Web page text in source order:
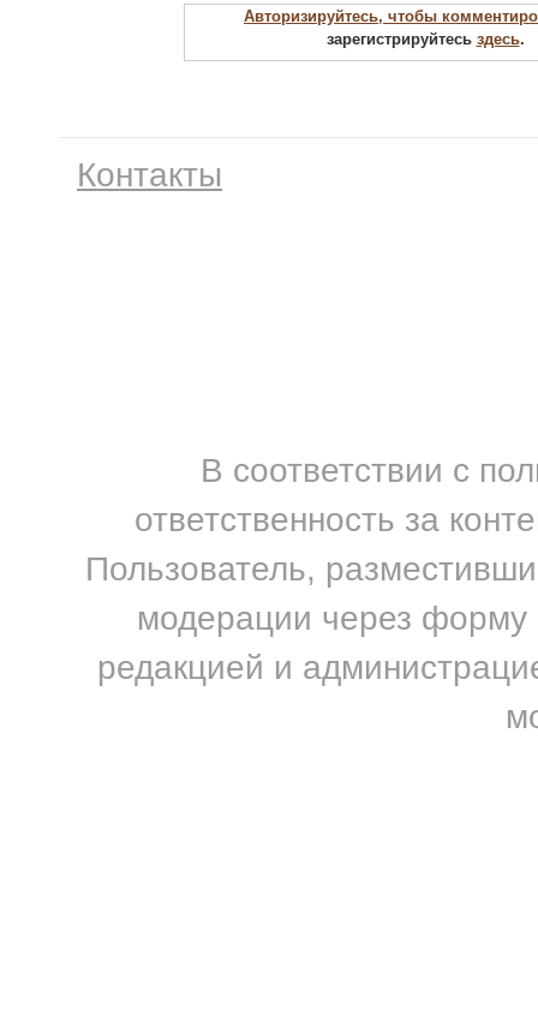
Авторизируйтесь, чтобы
зарегистрируйтесь здесь.
Контакты
В соответствии с
ответственность за
Пользователь,
модерации через форму
редакцией и